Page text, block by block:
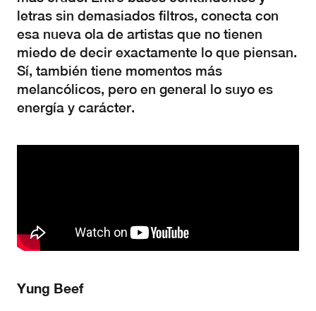
letras sin demasiados filtros, conecta con
esa nueva ola de artistas que no tienen
miedo de decir exactamente lo que piensan.
Sí, también tiene momentos más
melancólicos, pero en general lo suyo es
energía y carácter.
Yung Beef